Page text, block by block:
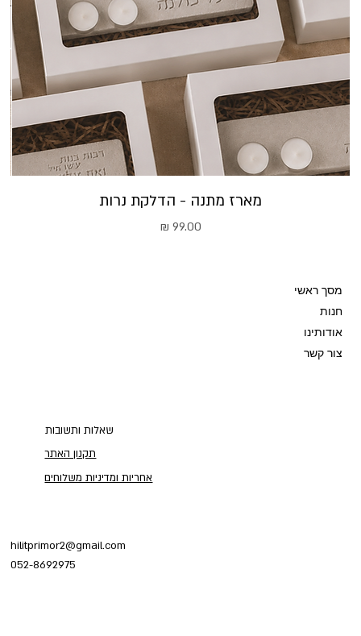
מארז מתנה - הדלקת נרות
מחיר
מסך ראשי
חנות
אודותינו
צור קשר
שאלות ותשובות
תקנון האתר
אחריות ומדיניות משלוחים
hilitprimor2@gmail.com
052-8692975